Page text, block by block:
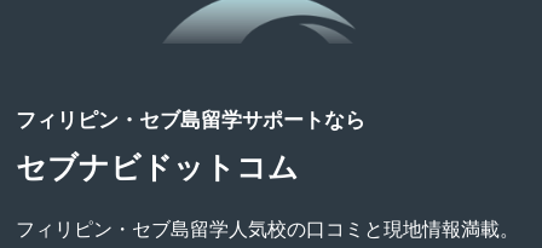
フィリピン・セブ島留学サポートなら
セブナビドットコム
フィリピン・セブ島留学人気校の口コミと現地情報満載。